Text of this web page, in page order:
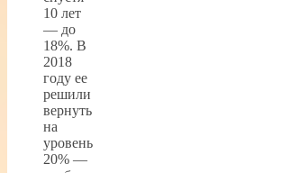
10 лет
— до
18%. В
2018
году ее
решили
вернуть
на
уровень
20% —